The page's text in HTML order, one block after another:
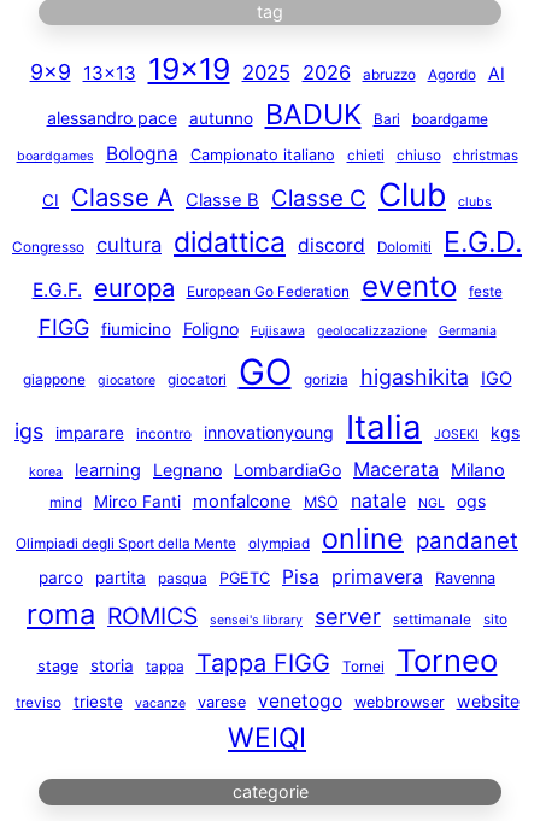
tag
9×9 13×13 19×19 2025 2026 abruzzo Agordo AI
alessandro pace autunno BADUK Bari boardgame
boardgames Bologna Campionato italiano chieti chiuso christmas
CI Classe A Classe B Classe C Club clubs
Congresso cultura didattica discord Dolomiti E.G.D.
E.G.F. europa European Go Federation evento feste
FIGG fiumicino Foligno Fujisawa geolocalizzazione Germania
giappone giocatore giocatori GO gorizia higashikita IGO
igs imparare incontro innovationyoung Italia JOSEKI kgs
korea learning Legnano LombardiaGo Macerata Milano
mind Mirco Fanti monfalcone MSO natale NGL ogs
Olimpiadi degli Sport della Mente olympiad online pandanet
parco partita pasqua PGETC Pisa primavera Ravenna
roma ROMICS sensei's library server settimanale sito
stage storia tappa Tappa FIGG Tornei Torneo
treviso trieste vacanze varese venetogo webbrowser website
WEIQI
categorie